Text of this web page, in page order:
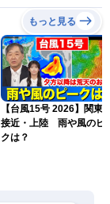
もっと見る
【台風15号 2026】関東
接近・上陸 雨や風のピ
クは？